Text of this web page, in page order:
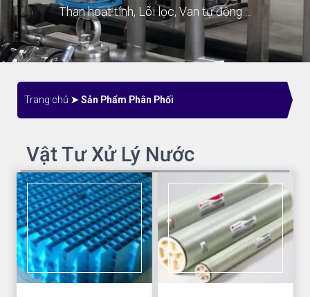
Than hoạt tính, Lõi lọc, Van tự động….
Trang chủ ➤ Sản Phẩm Phân Phối
Vật Tư Xử Lý Nước